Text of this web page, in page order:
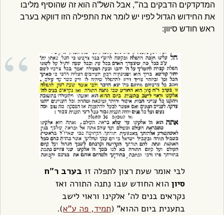
המדקדקים הדבקים בה'”, אבל השל”ה הוא זה שהוסיף מליבו
את החידוש הגדול לפיו יש לומר את התפילה הזו דווקא בערב
ראש חודש סיוון:
לבי אומר שעת רצון לתפלה זו בערב ר”ח
סיון הוא החודש שבו נִתנה התורה ואז
נקראים בנים לה’ אלקינו וראוי לישב
בתענית ביום ההוא” (תמיד, פה ע”א).